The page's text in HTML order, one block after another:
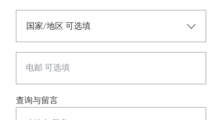
电邮 可选填
查询与留言